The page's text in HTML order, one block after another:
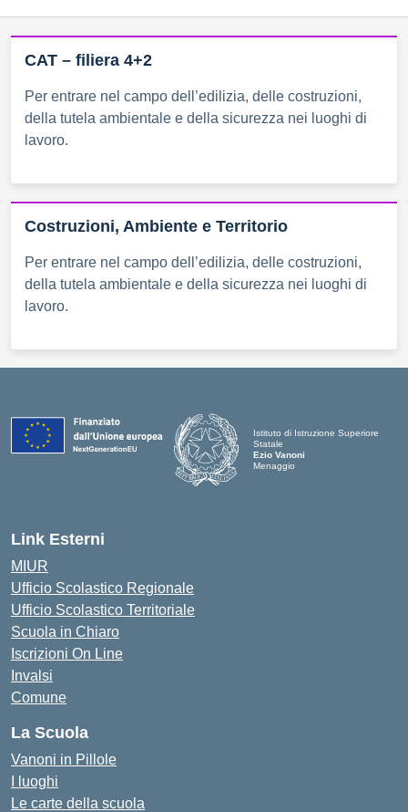
CAT – filiera 4+2
Per entrare nel campo dell’edilizia, delle costruzioni,
della tutela ambientale e della sicurezza nei luoghi di
lavoro.
Costruzioni, Ambiente e Territorio
Per entrare nel campo dell’edilizia, delle costruzioni,
della tutela ambientale e della sicurezza nei luoghi di
lavoro.
Istituto di Istruzione Superiore
Statale
Ezio Vanoni
Menaggio
Link Esterni
MIUR
Ufficio Scolastico Regionale
Ufficio Scolastico Territoriale
Scuola in Chiaro
Iscrizioni On Line
Invalsi
Comune
La Scuola
Vanoni in Pillole
I luoghi
Le carte della scuola